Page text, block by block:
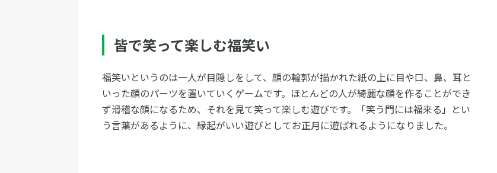
皆で笑って楽しむ福笑い
福笑いというのは一人が目隠しをして、顔の輪郭が描かれた紙の上に目や口、鼻、耳と
いった顔のパーツを置いていくゲームです。ほとんどの人が綺麗な顔を作ることができ
ず滑稽な顔になるため、それを見て笑って楽しむ遊びです。「笑う門には福来る」とい
う言葉があるように、縁起がいい遊びとしてお正月に遊ばれるようになりました。